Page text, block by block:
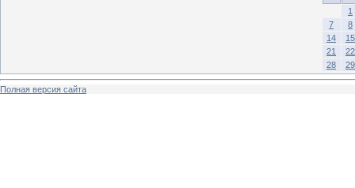
1
7
8
14
15
21
22
28
29
Полная версия сайта